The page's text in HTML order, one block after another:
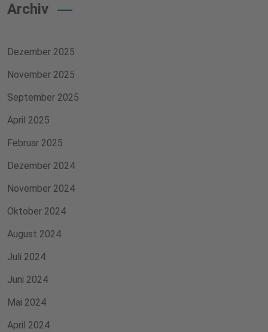
Archiv
Dezember 2025
November 2025
September 2025
April 2025
Februar 2025
Dezember 2024
November 2024
Oktober 2024
August 2024
Juli 2024
Juni 2024
Mai 2024
April 2024